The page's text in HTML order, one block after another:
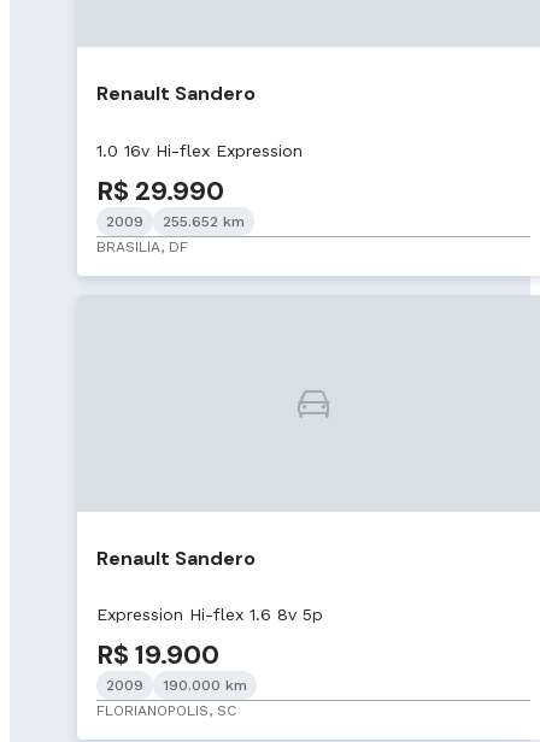
Renault Sandero
1.0 16v Hi-flex Expression
R$ 29.990
2009
255.652 km
BRASILIA, DF
Renault Sandero
Expression Hi-flex 1.6 8v 5p
R$ 19.900
2009
190.000 km
FLORIANOPOLIS, SC